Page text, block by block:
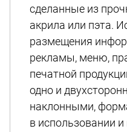
сделанные из
акрила или пэта.
размещения
рекламы, меню,
печатной
одно и
наклонными,
в использовании